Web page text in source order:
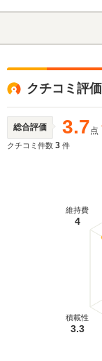
クチコミ評価
総合評価 3.7点
クチコミ件数 3 件
積載性
3.3
維持費
4